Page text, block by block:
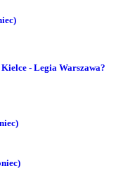
- Legia Warszawa?